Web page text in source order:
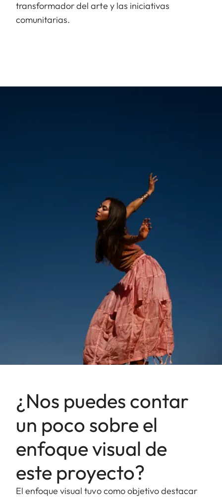
transformador del arte y las iniciativas
comunitarias.
¿Nos puedes contar
un poco sobre el
enfoque visual de
este proyecto?
El enfoque visual tuvo como objetivo destacar